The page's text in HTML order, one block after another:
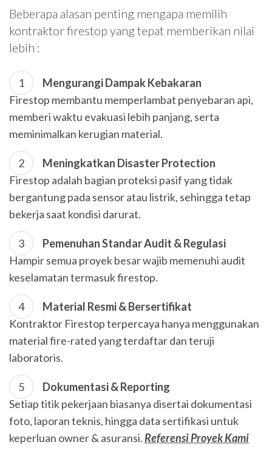
Beberapa alasan penting mengapa memilih
kontraktor firestop yang tepat memberikan nilai
lebih :
Mengurangi Dampak Kebakaran
Firestop membantu memperlambat penyebaran api,
memberi waktu evakuasi lebih panjang, serta
meminimalkan kerugian material.
Meningkatkan Disaster Protection
Firestop adalah bagian proteksi pasif yang tidak
bergantung pada sensor atau listrik, sehingga tetap
bekerja saat kondisi darurat.
Pemenuhan Standar Audit & Regulasi
Hampir semua proyek besar wajib memenuhi audit
keselamatan termasuk firestop.
Material Resmi & Bersertifikat
Kontraktor Firestop terpercaya hanya menggunakan
material fire-rated yang terdaftar dan teruji
laboratoris.
Dokumentasi & Reporting
Setiap titik pekerjaan biasanya disertai dokumentasi
foto, laporan teknis, hingga data sertifikasi untuk
keperluan owner & asuransi.Referensi Proyek Kami